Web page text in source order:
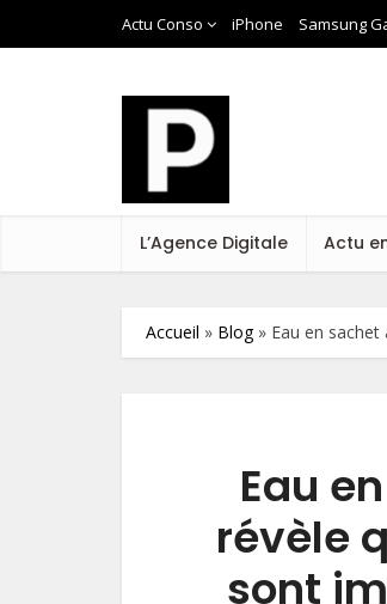
Actu Conso iPhone Samsung
L’Agence Digitale Actu
Accueil » Blog» Eau en
Eau
révèle
sont